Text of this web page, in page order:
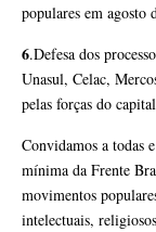
populares em agosto
6.Defesa dos
Unasul, Celac,
pelas forças do
Convidamos a todas
mínima da Frente
movimentos
intelectuais,